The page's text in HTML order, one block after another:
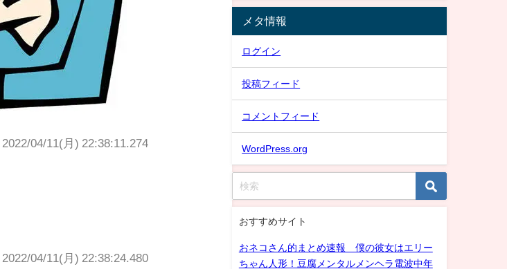
2022/04/11(月) 22:38:11.274
2022/04/11(月) 22:38:24.480
メタ情報
ログイン
投稿フィード
コメントフィード
WordPress.org
おすすめサイト
おネコさん的まとめ速報 僕の彼女はエリー
ちゃん人形！豆腐メンタルメンヘラ電波中年